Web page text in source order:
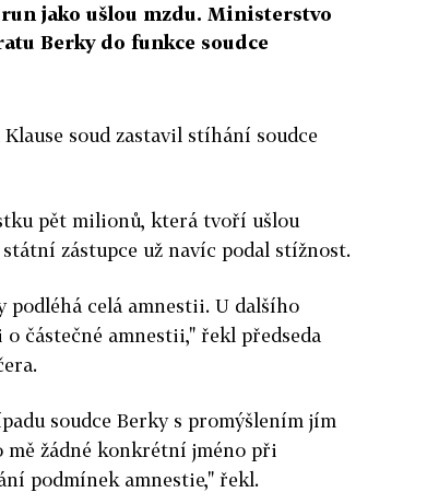
jako ušlou mzdu. Ministerstvo
Berky do funkce soudce
soud zastavil stíhání soudce
pět milionů, která tvoří ušlou
zástupce už navíc podal stížnost.
podléhá celá amnestii. U dalšího
částečné amnestii," řekl předseda
soudce Berky s promýšlením jím
mě žádné konkrétní jméno při
podmínek amnestie," řekl.